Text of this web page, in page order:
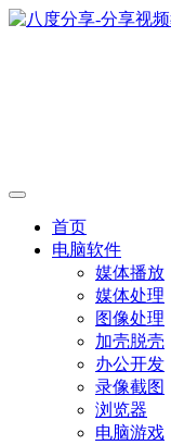
首页
电脑软件
媒体播放
媒体处理
图像处理
加壳脱壳
办公开发
录像截图
浏览器
电脑游戏